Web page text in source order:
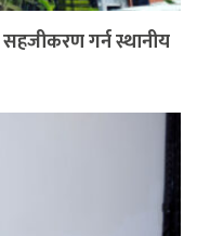
गर्न स्थानीय